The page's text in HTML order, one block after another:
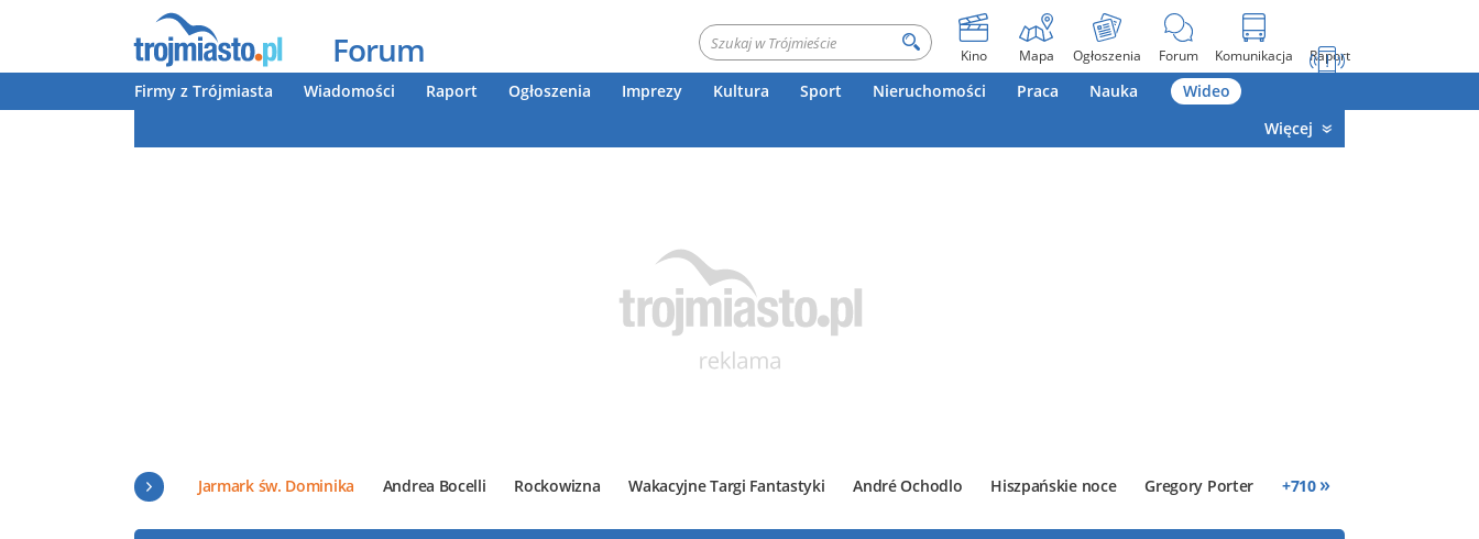
Forum Kino Mapa Ogłoszenia Forum Komunikacja Raport
Firmy z Trójmiasta Wiadomości Raport Ogłoszenia Imprezy Kultura Sport Nieruchomości Praca Nauka
Wideo
Więcej
Jarmark św. Dominika Andrea Bocelli Rockowizna Wakacyjne Targi Fantastyki André Ochodlo Hiszpańskie noce Gregory Porter +710 »